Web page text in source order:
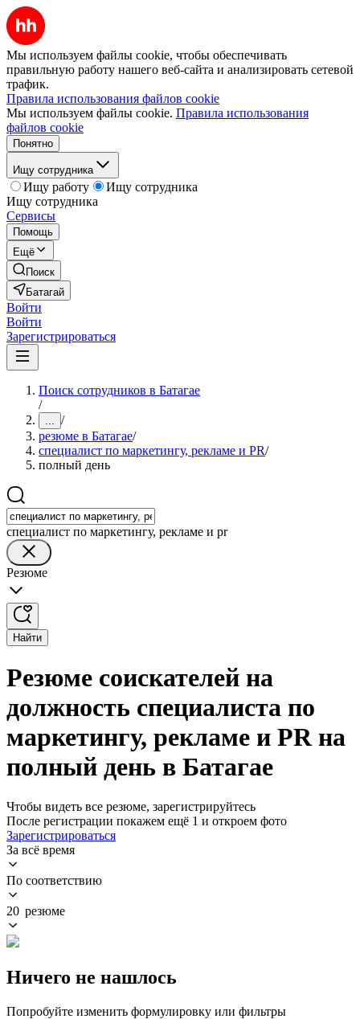
Мы используем файлы cookie, чтобы обеспечивать
правильную работу нашего веб-сайта и анализировать сетевой
трафик.
Правила использования файлов cookie
Мы используем файлы cookie. Правила использования
файлов cookie
Понятно
Ищу сотрудника
Ищу работу
Ищу сотрудника
Ищу сотрудника
Сервисы
Помощь
Ещё
Поиск
Батагай
Войти
Войти
Зарегистрироваться
Поиск сотрудников в Батагае
/
... /
резюме в Батагае/
специалист по маркетингу, рекламе и PR/
полный день
специалист по маркетингу, рекламе и pr
Резюме
Найти
Резюме соискателей на
должность специалиста по
маркетингу, рекламе и PR на
полный день в Батагае
Чтобы видеть все резюме, зарегистрируйтесь
После регистрации покажем ещё 1 и откроем фото
Зарегистрироваться
За всё время
По соответствию
20 резюме
Ничего не нашлось
Попробуйте изменить формулировку или фильтры